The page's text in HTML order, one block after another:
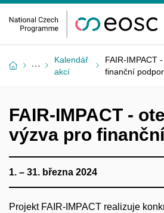
Kalendář
akcí
FAIR-IMPACT
finanční
FAIR-IMPACT -
výzva pro
1. – 31. března 2024
Projekt FAIR-IMPACT realizuje